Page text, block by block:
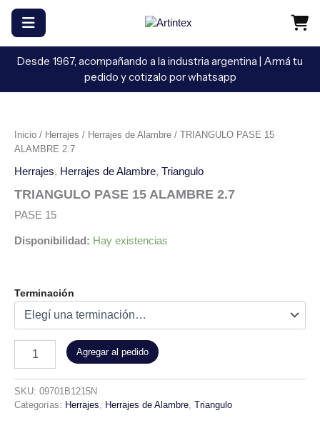
contenido
Desde 1967, acompañando a la industria argentina | Armá tu
pedido y cotizalo por whatsapp
Inicio / Herrajes / Herrajes de Alambre / TRIANGULO PASE 15
ALAMBRE 2.7
Herrajes, Herrajes de Alambre, Triangulo
TRIANGULO PASE 15 ALAMBRE 2.7
PASE 15
Disponibilidad: Hay existencias
Terminación
ALAMBRE
2.7
cantidad
Agregar al pedido
SKU: 09701B1215N
Categorías: Herrajes Herrajes de Alambre Triangulo